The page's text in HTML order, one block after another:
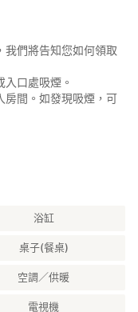
我們將告知您如何領取
口處吸煙。
房間。如發現吸煙，可
浴缸
桌子(餐桌)
空調／供暖
電視機